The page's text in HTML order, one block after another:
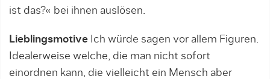
ist das?« bei ihnen auslösen.
Lieblingsmotive Ich würde sagen vor allem Figuren.
Idealerweise welche, die man nicht sofort
einordnen kann, die vielleicht ein Mensch aber